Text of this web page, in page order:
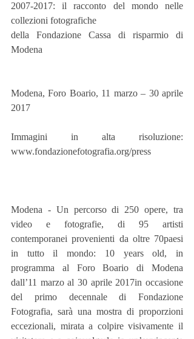
2007-2017: il racconto del mondo nelle
collezioni fotografiche
della Fondazione Cassa di risparmio di
Modena
Modena, Foro Boario, 11 marzo – 30 aprile
2017
Immagini in alta risoluzione:
www.fondazionefotografia.org/press
Modena - Un percorso di 250 opere, tra
video e fotografie, di 95 artisti
contemporanei provenienti da oltre 70paesi
in tutto il mondo: 10 years old, in
programma al Foro Boario di Modena
dall’11 marzo al 30 aprile 2017in occasione
del primo decennale di Fondazione
Fotografia, sarà una mostra di proporzioni
eccezionali, mirata a colpire visivamente il